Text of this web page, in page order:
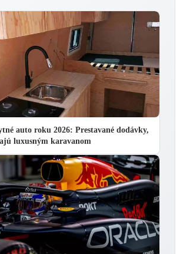
auto roku 2026: Prestavané dodávky,
luxusným karavanom